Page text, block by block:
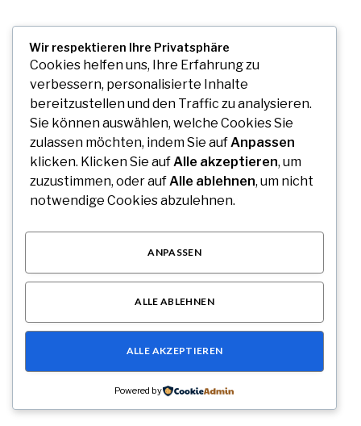
Uiwang Business Trip Massage for Reliable
Mobile Wellness
MARKUS KLEIN August 7, 2026
Introduction to Business Trip Massage Services and Travel
Wir respektieren Ihre Privatsphäre
Cookies helfen uns, Ihre Erfahrung zu
verbessern, personalisierte Inhalte
bereitzustellen und den Traffic zu analysieren.
Sie können auswählen, welche Cookies Sie
zulassen möchten, indem Sie aufAnpassen
klicken. Klicken Sie aufAlle akzeptieren, um
zuzustimmen, oder aufAlle ablehnen, um nicht
notwendige Cookies abzulehnen.
ANPASSEN
ALLE ABLEHNEN
ALLE AKZEPTIEREN
Powered by